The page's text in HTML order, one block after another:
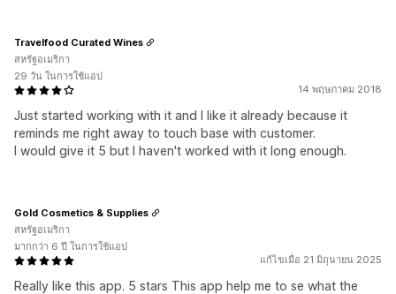
14 พฤษภาคม 2018
Just started working with it and I like it already because it
reminds me right away to touch base with customer.
I would give it 5 but I haven't worked with it long enough.
Travelfood Curated Wines
สหรัฐอเมริกา
29 วัน ในการใช้แอป
แก้ไขเมื่อ 21 มิถุนายน 2025
Really like this app. 5 stars This app help me to se what the
Gold Cosmetics & Supplies
สหรัฐอเมริกา
มากกว่า 6 ปี ในการใช้แอป